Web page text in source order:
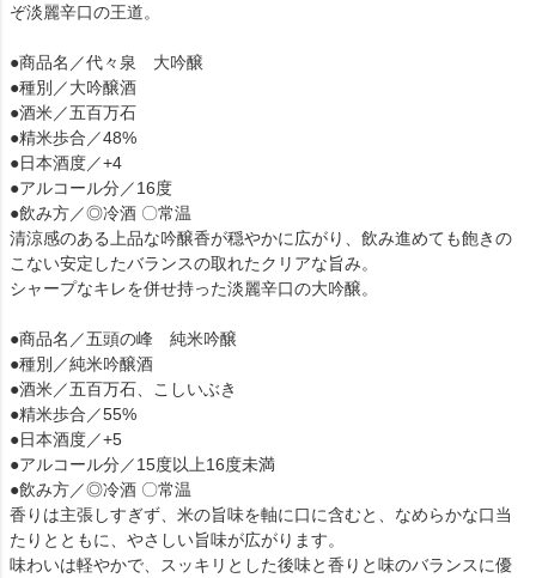
ぞ淡麗辛口の王道。
●商品名／代々泉 大吟醸
●種別／大吟醸酒
●酒米／五百万石
●精米歩合／48%
●日本酒度／+4
●アルコール分／16度
●飲み方／◎冷酒 〇常温
清涼感のある上品な吟醸香が穏やかに広がり、飲み進めても飽きの
こない安定したバランスの取れたクリアな旨み。
シャープなキレを併せ持った淡麗辛口の大吟醸。
●商品名／五頭の峰 純米吟醸
●種別／純米吟醸酒
●酒米／五百万石、こしいぶき
●精米歩合／55%
●日本酒度／+5
●アルコール分／15度以上16度未満
●飲み方／◎冷酒 〇常温
香りは主張しすぎず、米の旨味を軸に口に含むと、なめらかな口当
たりとともに、やさしい旨味が広がります。
味わいは軽やかで、スッキリとした後味と香りと味のバランスに優